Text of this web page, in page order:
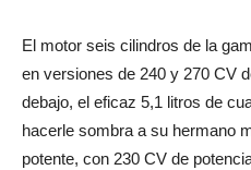
El motor seis cilindros de la
en versiones de 240 y 270 CV
debajo, el eficaz 5,1 litros de
hacerle sombra a su hermano
potente, con 230 CV de